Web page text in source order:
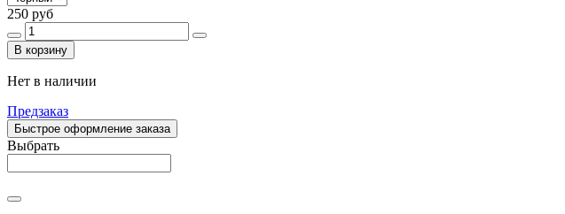
250 руб
В корзину
Нет в наличии
Предзаказ
Быстрое оформление заказа
Выбрать